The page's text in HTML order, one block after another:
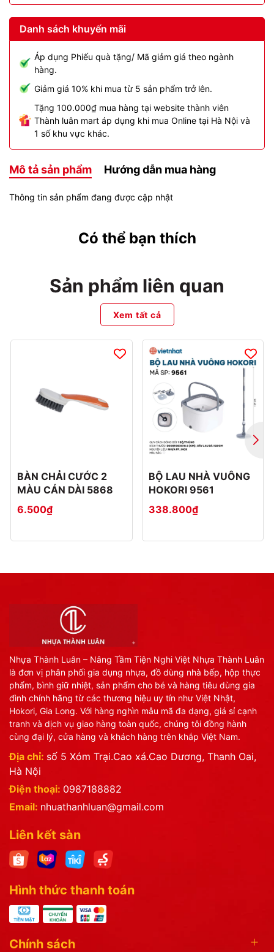
Danh sách khuyến mãi
Áp dụng Phiếu quà tặng/ Mã giảm giá theo ngành
hàng.
Giảm giá 10% khi mua từ 5 sản phẩm trở lên.
Tặng 100.000₫ mua hàng tại website thành viên
Thành luân mart áp dụng khi mua Online tại Hà Nội và
1 số khu vực khác.
Mô tả sản phẩm Hướng dẫn mua hàng
Thông tin sản phẩm đang được cập nhật
Có thể bạn thích
Sản phẩm liên quan
Xem tất cả
BÀN CHẢI CƯỚC 2
MÀU CÁN DÀI 5868
6.500₫
BỘ LAU NHÀ VUÔNG
HOKORI 9561
338.800₫
Nhựa Thành Luân – Nâng Tầm Tiện Nghi Việt Nhựa Thành Luân
là đơn vị phân phối gia dụng nhựa, đồ dùng nhà bếp, hộp thực
phẩm, bình giữ nhiệt, sản phẩm cho bé và hàng tiêu dùng gia
đình chính hãng từ các thương hiệu uy tín như Việt Nhật,
Hokori, Gia Long. Với hàng nghìn mẫu mã đa dạng, giá sỉ cạnh
tranh và dịch vụ giao hàng toàn quốc, chúng tôi đồng hành
cùng đại lý, cửa hàng và khách hàng trên khắp Việt Nam.
Địa chỉ: số 5 Xóm Trại.Cao xá.Cao Dương, Thanh Oai,
Hà Nội
Điện thoại: 0987188882
Email: nhuathanhluan@gmail.com
Liên kết sàn
Hình thức thanh toán
Chính sách